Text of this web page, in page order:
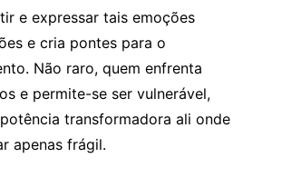
e expressar tais emoções
e cria pontes para o
Não raro, quem enfrenta
e permite-se ser vulnerável,
transformadora ali onde
apenas frágil.